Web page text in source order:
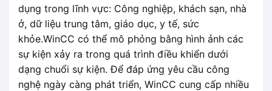
dụng trong lĩnh vực: Công nghiệp, khách sạn, nhà
ở, dữ liệu trung tâm, giáo dục, y tế, sức
khỏe.WinCC có thể mô phỏng bằng hình ảnh các
sự kiện xảy ra trong quá trình điều khiển dưới
dạng chuổi sự kiện. Để đáp ứng yêu cầu công
nghệ ngày càng phát triển, WinCC cung cấp nhiều